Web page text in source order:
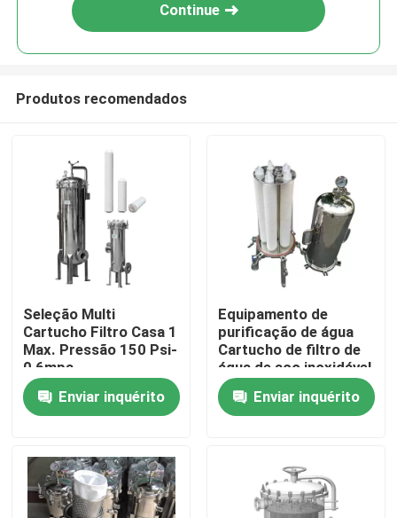
Casa
Continue
Produtos recomendados
Seleção Multi
Cartucho Filtro Casa 1
Max. Pressão 150 Psi-
0,6mpa
Enviar inquérito
Equipamento de
purificação de água
Cartucho de filtro de
água de aço inoxidável
Enviar inquérito